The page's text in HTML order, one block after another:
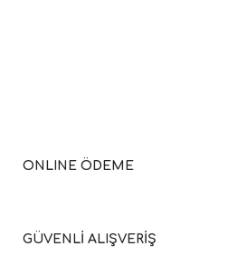
ONLINE ÖDEME
GÜVENLİ ALIŞVERİŞ